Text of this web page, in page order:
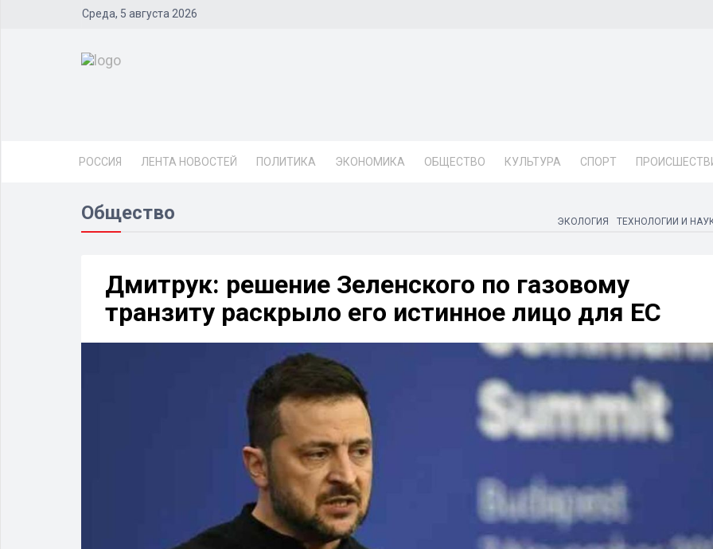
Среда, 5 августа 2026
РОССИЯ ЛЕНТА НОВОСТЕЙ ПОЛИТИКА ЭКОНОМИКА ОБЩЕСТВО КУЛЬТУРА СПОРТ
Общество ЭКОЛОГИЯ ТЕХНОЛОГИИ И
Дмитрук: решение Зеленского по газовому
транзиту раскрыло его истинное лицо для ЕС